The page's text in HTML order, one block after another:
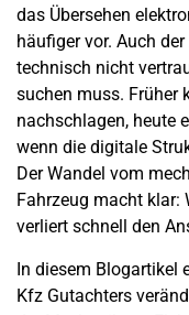
das Übersehen
häufiger vor. Auch
technisch nicht
suchen muss. Früher
nachschlagen, heute
wenn die digitale
Der Wandel vom
Fahrzeug macht klar:
verliert schnell den
In diesem Blogartikel
Kfz Gutachters